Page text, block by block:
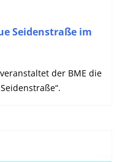
Seidenstraße im
der BME die